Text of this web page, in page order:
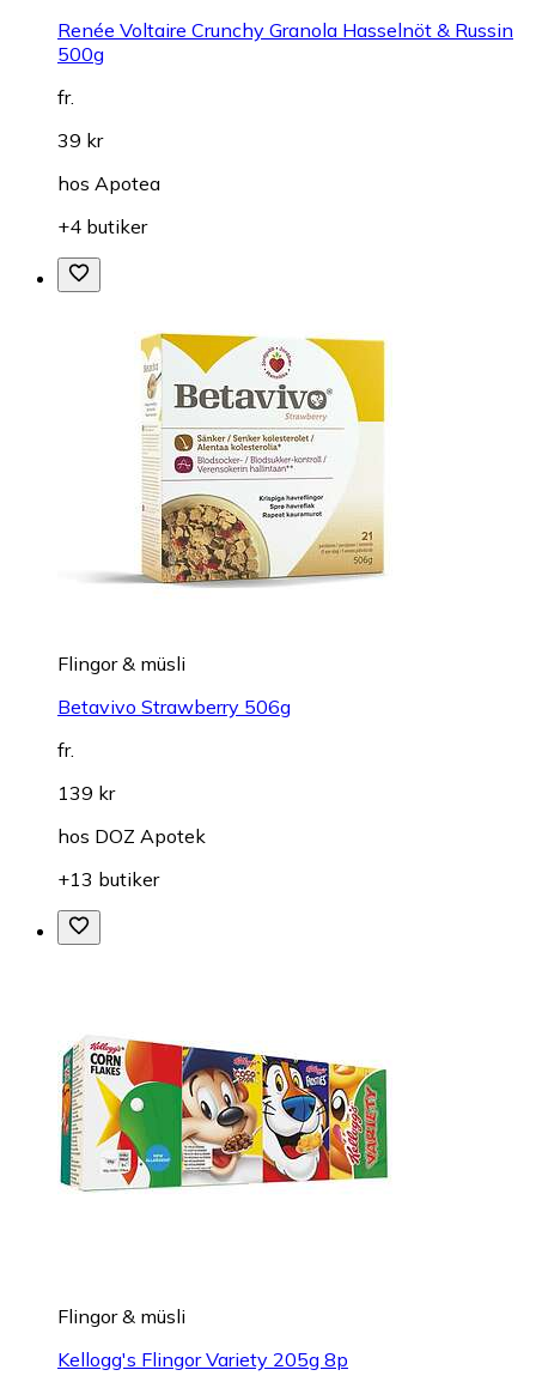
Renée Voltaire Crunchy Granola Hasselnöt & Russin
500g
fr.
39 kr
hos Apotea
+4 butiker
Flingor & müsli
Betavivo Strawberry 506g
fr.
139 kr
hos DOZ Apotek
+13 butiker
Flingor & müsli
Kellogg's Flingor Variety 205g 8p